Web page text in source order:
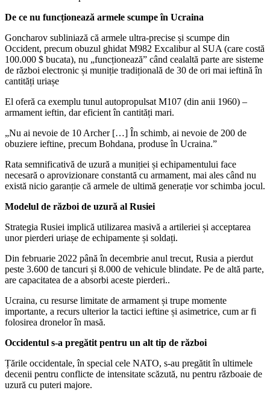
De ce nu funcționează armele scumpe în Ucraina
Goncharov subliniază că armele ultra-precise și scumpe din
Occident, precum obuzul ghidat M982 Excalibur al SUA (care costă
100.000 $ bucata), nu „funcționează” când cealaltă parte are sisteme
de război electronic și muniție tradițională de 30 de ori mai ieftină în
cantități uriașe
El oferă ca exemplu tunul autopropulsat M107 (din anii 1960) –
armament ieftin, dar eficient în cantități mari.
„Nu ai nevoie de 10 Archer […] În schimb, ai nevoie de 200 de
obuziere ieftine, precum Bohdana, produse în Ucraina.”
Rata semnificativă de uzură a muniției și echipamentului face
necesară o aprovizionare constantă cu armament, mai ales când nu
există nicio garanție că armele de ultimă generație vor schimba jocul.
Modelul de război de uzură al Rusiei
Strategia Rusiei implică utilizarea masivă a artileriei și acceptarea
unor pierderi uriașe de echipamente și soldați.
Din februarie 2022 până în decembrie anul trecut, Rusia a pierdut
peste 3.600 de tancuri și 8.000 de vehicule blindate. Pe de altă parte,
are capacitatea de a absorbi aceste pierderi..
Ucraina, cu resurse limitate de armament și trupe momente
importante, a recurs ulterior la tactici ieftine și asimetrice, cum ar fi
folosirea dronelor în masă.
Occidentul s-a pregătit pentru un alt tip de război
Țările occidentale, în special cele NATO, s-au pregătit în ultimele
decenii pentru conflicte de intensitate scăzută, nu pentru războaie de
uzură cu puteri majore.